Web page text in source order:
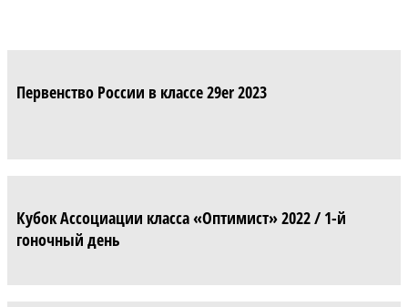
Первенство России в классе 29er 2023
Кубок Ассоциации класса «Оптимист» 2022 / 1-й
гоночный день